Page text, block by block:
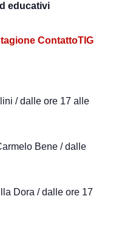
educativi
ContattoTIG
/ dalle ore 17 alle
Bene / dalle
Dora / dalle ore 17